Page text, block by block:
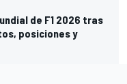
de F1 2026 tras
posiciones y